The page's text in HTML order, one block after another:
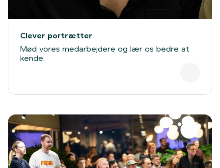
Clever portrætter
Mød vores medarbejdere og lær os bedre at
kende.